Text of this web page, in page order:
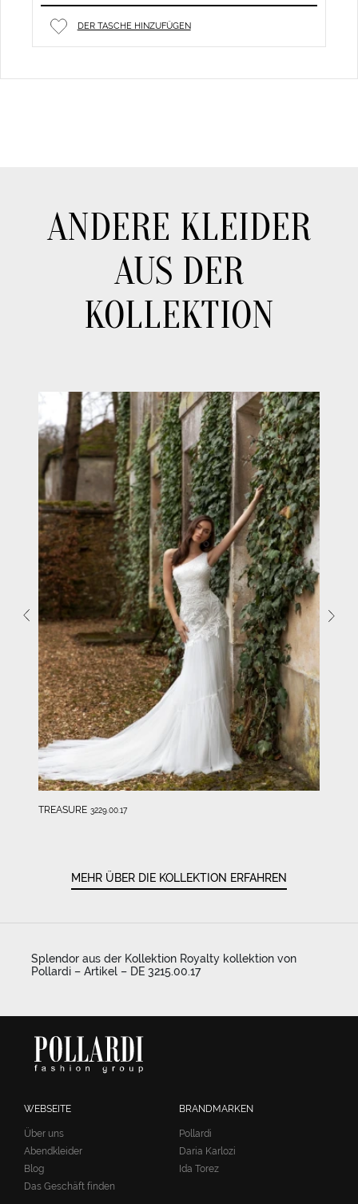
DER TASCHE HINZUFÜGEN
ANDERE KLEIDER
AUS DER
KOLLEKTION
TREASURE 3229.00.17
MEHR ÜBER DIE KOLLEKTION ERFAHREN
Splendor aus der Kollektion Royalty kollektion von
Pollardi – Artikel – DE 3215.00.17
WEBSEITE
Über uns
Abendkleider
Blog
Das Geschäft finden
BRANDMARKEN
Pollardi
Daria Karlozi
Ida Torez